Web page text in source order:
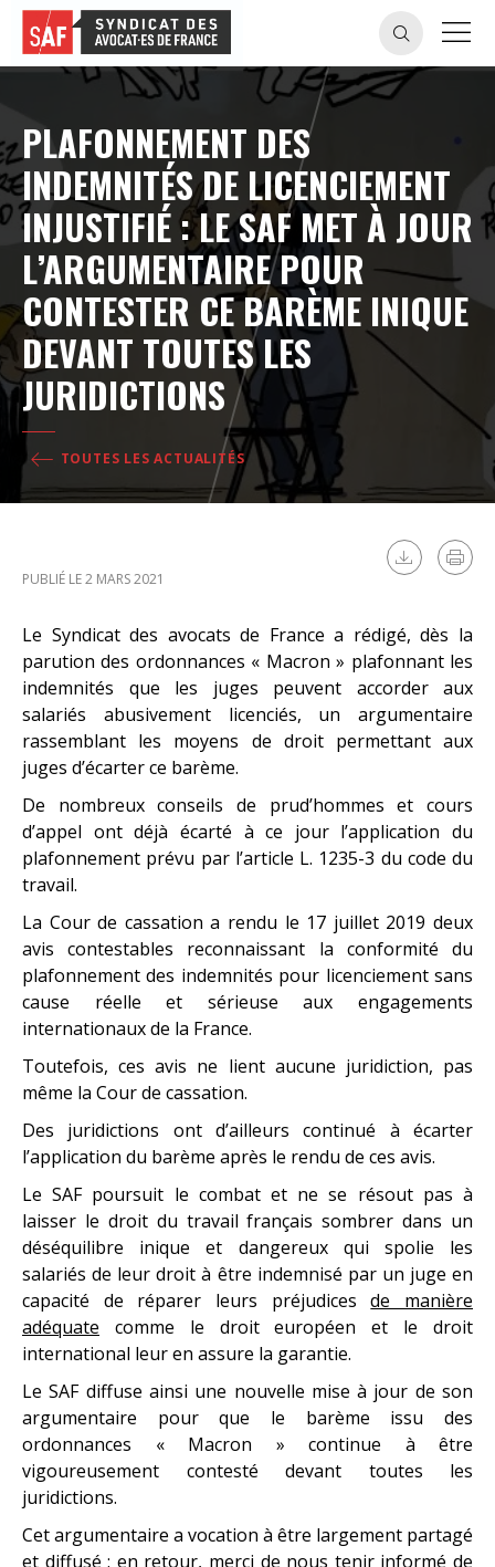
PLAFONNEMENT DES
INDEMNITÉS DE LICENCIEMENT
INJUSTIFIÉ : LE SAF MET À JOUR
L’ARGUMENTAIRE POUR
CONTESTER CE BARÈME INIQUE
DEVANT TOUTES LES
JURIDICTIONS
TOUTES LES ACTUALITÉS
PUBLIÉ LE 2 MARS 2021
Le Syndicat des avocats de France a rédigé, dès la
parution des ordonnances « Macron » plafonnant les
indemnités que les juges peuvent accorder aux
salariés abusivement licenciés, un argumentaire
rassemblant les moyens de droit permettant aux
juges d’écarter ce barème.
De nombreux conseils de prud’hommes et cours
d’appel ont déjà écarté à ce jour l’application du
plafonnement prévu par l’article L. 1235-3 du code du
travail.
La Cour de cassation a rendu le 17 juillet 2019 deux
avis contestables reconnaissant la conformité du
plafonnement des indemnités pour licenciement sans
cause réelle et sérieuse aux engagements
internationaux de la France.
Toutefois, ces avis ne lient aucune juridiction, pas
même la Cour de cassation.
Des juridictions ont d’ailleurs continué à écarter
l’application du barème après le rendu de ces avis.
Le SAF poursuit le combat et ne se résout pas à
laisser le droit du travail français sombrer dans un
déséquilibre inique et dangereux qui spolie les
salariés de leur droit à être indemnisé par un juge en
capacité de réparer leurs préjudicesde manière
adéquate comme le droit européen et le droit
international leur en assure la garantie.
Le SAF diffuse ainsi une nouvelle mise à jour de son
argumentaire pour que le barème issu des
ordonnances « Macron » continue à être
vigoureusement contesté devant toutes les
juridictions.
Cet argumentaire a vocation à être largement partagé
et diffusé : en retour, merci de nous tenir informé de